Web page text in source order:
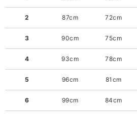
2
3
4
5
6
87cm
90cm
93cm
96cm
99cm
72cm
75cm
78cm
81cm
84cm